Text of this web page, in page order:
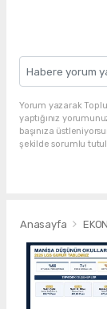
Yorum yazarak
yaptığınız
başınıza
şekilde sorumlu
Anasayfa